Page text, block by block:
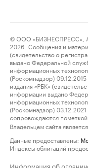
© ООО «БИЗНЕСПРЕСС»,
2026. Сообщения и
(свидетельство о
выдано Федеральной
информационных
(Роскомнадзор)
издания «РБК»
информации выдано
информационных
(Роскомнадзор)
сопровождаются пометкой
Владельцем сайта
Данные предоставлены:
Индексы облигаций
Информация об